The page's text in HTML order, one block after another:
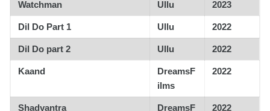
Watchman Ullu 2023
Dil Do Part 1 Ullu 2022
Dil Do part 2 Ullu 2022
Kaand
DreamsF
ilms
2022
Shadyantra
DreamsF
2022